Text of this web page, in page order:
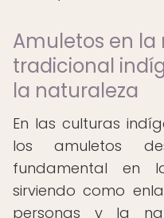
Amuletos en
tradicional
la naturaleza
En las culturas
los amuletos
fundamental en
sirviendo como
personas y la